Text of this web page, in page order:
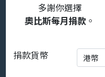
多謝你選擇
奧比斯每月捐款。
捐款貨幣